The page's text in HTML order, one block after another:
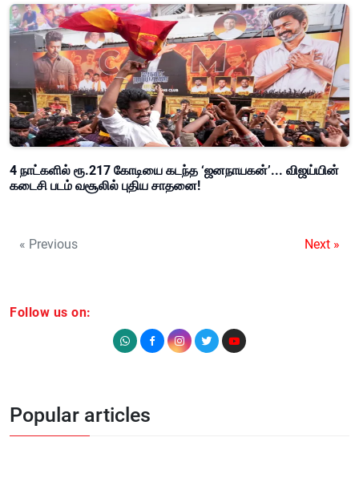
4 நாட்களில் ரூ.217 கோடியை கடந்த ‘ஜனநாயகன்’... விஜய்யின்
கடைசி படம் வசூலில் புதிய சாதனை!
« Previous Next »
Follow us on:
Popular articles